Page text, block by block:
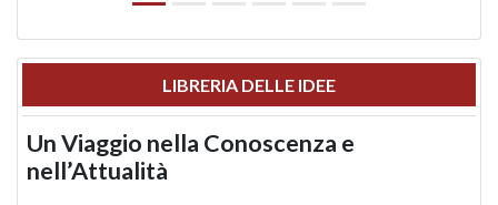
LIBRERIA DELLE IDEE
Un Viaggio nella Conoscenza e
nell’Attualità